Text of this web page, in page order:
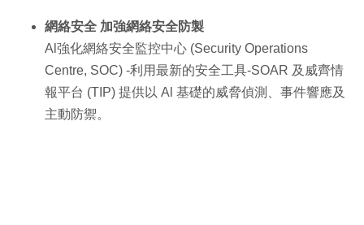
網絡安全 加強網絡安全防製
Al強化網絡安全監控中心 (Security Operations
Centre, SOC) -利用最新的安全工具-SOAR 及威齊情
報平台 (TIP) 提供以 Al 基礎的威脅偵測、事件響應及
主動防禦。